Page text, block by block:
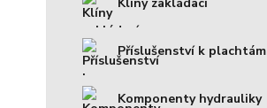
Příslušenství k plachtám
Komponenty hydrauliky